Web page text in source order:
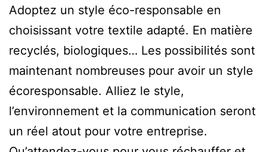
Adoptez un style éco-responsable en
choisissant votre textile adapté. En matière
recyclés, biologiques… Les possibilités sont
maintenant nombreuses pour avoir un style
écoresponsable. Alliez le style,
l’environnement et la communication seront
un réel atout pour votre entreprise.